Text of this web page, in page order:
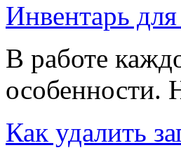
Инвентарь
В работе
особенности.
Как удалить